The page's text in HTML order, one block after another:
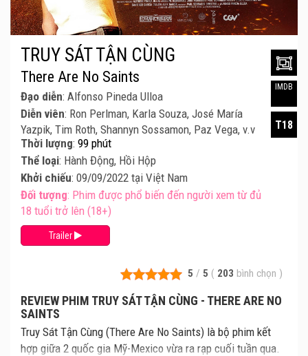
5 / 5 ( 203 bình chọn )
REVIEW PHIM TRUY SÁT TẬN CÙNG - THERE ARE NO
SAINTS
Truy Sát Tận Cùng (There Are No Saints) là bộ phim kết
hợp giữa 2 quốc gia Mỹ-Mexico vừa ra rạp cuối tuần qua.
TRUY SÁT TẬN CÙNG
There Are No Saints
Đạo diễn: Alfonso Pineda Ulloa
Diễn viên: Ron Perlman, Karla Souza, José María
Yazpik, Tim Roth, Shannyn Sossamon, Paz Vega, v.v
Thời lượng: 99 phút
Thể loại: Hành Động, Hồi Hộp
Khởi chiếu: 09/09/2022 tại Việt Nam
Đối tượng: Phim được phổ biến đến người xem từ đủ
18 tuổi trở lên (18+)
Trailer
IMDB
T18